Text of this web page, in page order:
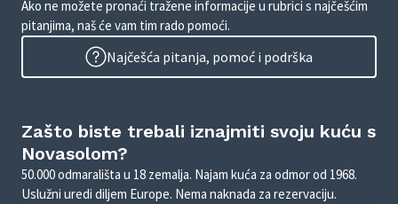
Ako ne možete pronaći tražene informacije u rubrici s najčešćim
pitanjima, naš će vam tim rado pomoći.
Najčešća pitanja, pomoć i podrška
Zašto biste trebali iznajmiti svoju kuću s
Novasolom?
50.000 odmarališta u 18 zemalja. Najam kuća za odmor od 1968.
Uslužni uredi diljem Europe. Nema naknada za rezervaciju.